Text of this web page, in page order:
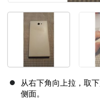
从右下角向上拉，取
侧面。